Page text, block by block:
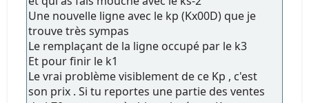
Une nouvelle ligne avec le kp (Kx00D) que je
trouve très sympas
Le remplaçant de la ligne occupé par le k3
Et pour finir le k1
Le vrai problème visiblement de ce Kp , c'est
son prix . Si tu reportes une partie des ventes